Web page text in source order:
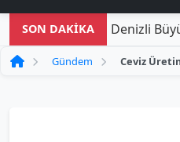
SON DAKİKA Denizli
Gündem